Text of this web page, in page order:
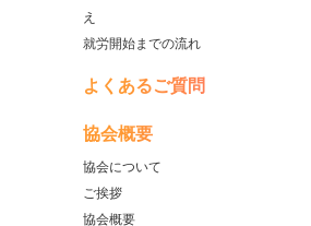
え
就労開始までの流れ
よくあるご質問
協会概要
協会について
ご挨拶
協会概要